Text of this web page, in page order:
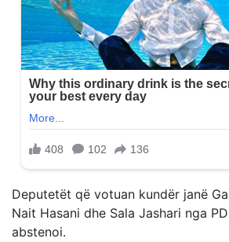
Deputetët që votuan kundër janë
Nait Hasani dhe Sala Jashari nga
abstenoi.